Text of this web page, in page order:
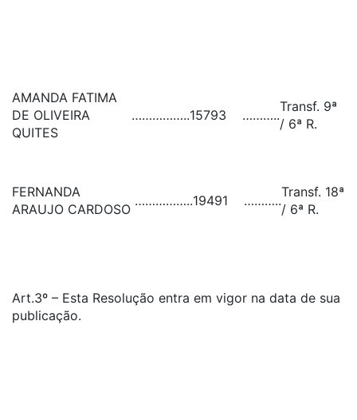
AMANDA FATIMA
DE OLIVEIRA
QUITES
……………..15793 ………..
Transf. 9ª
/ 6ª R.
FERNANDA
ARAUJO CARDOSO
……………..19491 ………..
Transf. 18ª
/ 6ª R.
Art.3º – Esta Resolução entra em vigor na data de sua
publicação.